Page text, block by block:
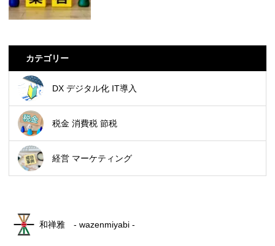
カテゴリー
DX デジタル化 IT導入
税金 消費税 節税
経営 マーケティング
和禅雅 - wazenmiyabi -